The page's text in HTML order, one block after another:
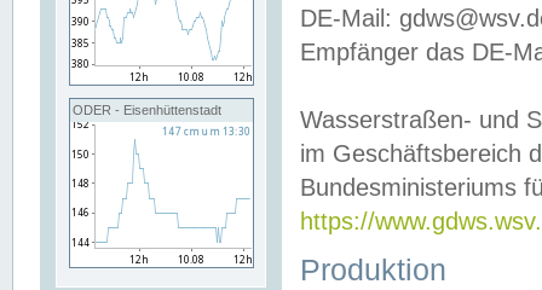
ODER - Eisenhüttenstadt
DE-Mail:
Empfänger das DE-
Wasserstraßen- und
im Geschäftsbereich
Bundesministeriums
https://
Produktion